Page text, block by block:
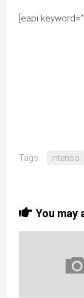
[eapi
Tags: intenso
You may